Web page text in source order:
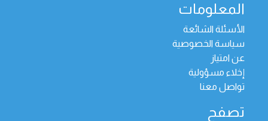
المعلومات
الأسئلة الشائعة
سياسة الخصوصية
عن امتياز
إخلاء مسؤولية
تواصل معنا
تصفح